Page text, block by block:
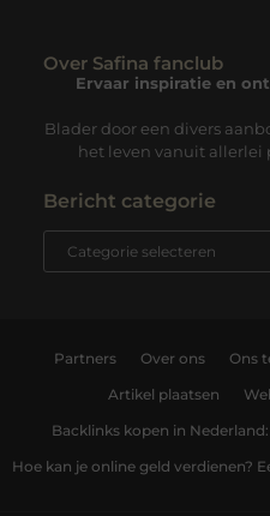
Over Safina fanclub
Ervaar inspiratie en
Blader door een divers
het leven vanuit allerlei
Bericht categorie
Partners Over ons Ons
Artikel plaatsen
Backlinks kopen in
Hoe kan je online geld verdienen?